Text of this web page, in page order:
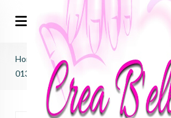
Home afprijzingen>sale waterdecals
01368 - Flamingo